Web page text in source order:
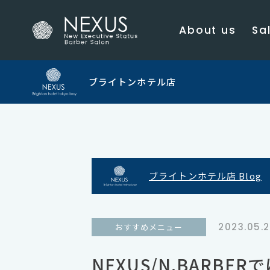
About us
ブライトンホテル店 Blog
NEXUS/N.BARBER
おすすめメニュー
ブライトンホテル店